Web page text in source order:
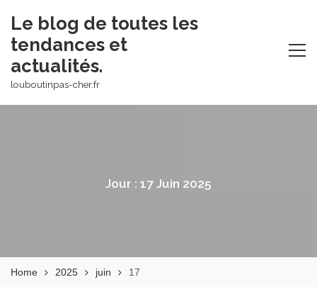
content
Le blog de toutes les
tendances et
actualités.
louboutinpas-cher.fr
Jour : 17 Juin 2025
Home 2025 juin 17